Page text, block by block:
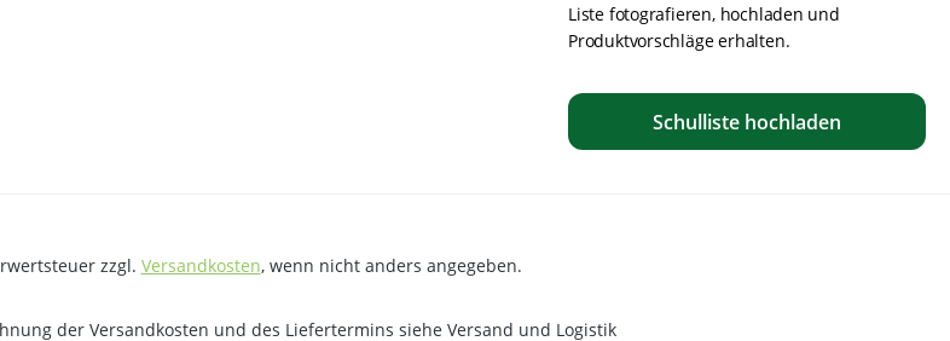
Liste fotografieren, hochladen und
Produktvorschläge erhalten.
Schulliste hochladen
zzgl. Versandkosten, wenn nicht anders angegeben.
der Versandkosten und des Liefertermins siehe Versand und Logistik